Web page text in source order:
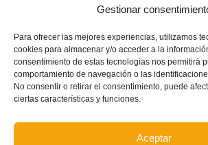
Gestionar
Para ofrecer las mejores experiencias, utilizamos
cookies para almacenar y/o acceder a la
consentimiento de estas tecnologías nos permitirá
comportamiento de navegación o las
No consentir o retirar el consentimiento, puede
ciertas características y funciones.
Aceptar
Nueva actualización de la ‘app’ de FFCV para